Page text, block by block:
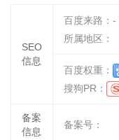
SEO
信息
百度来路： -
所属地区：
百度权重：
搜狗PR：
备案
信息
备案号：